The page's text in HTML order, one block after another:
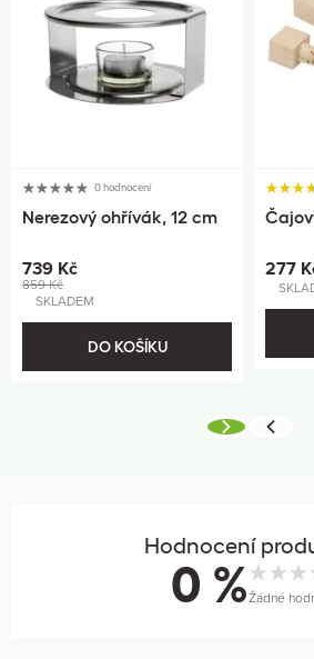
0 hodnocení
Nerezový ohřívák, 12 cm
739 Kč
859 Kč
SKLADEM
DO KOŠÍKU
277
Hodnocení
0 %Žádné